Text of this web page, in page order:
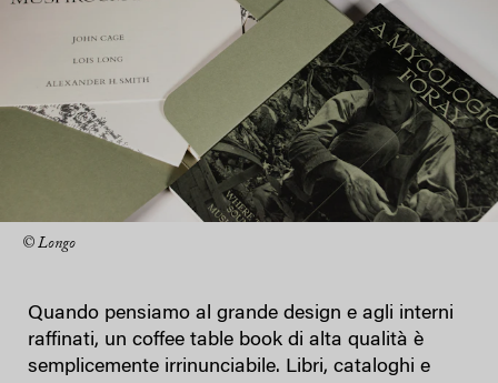
© Longo
Quando pensiamo al grande design e agli interni
raffinati, un coffee table book di alta qualità è
semplicemente irrinunciabile. Libri, cataloghi e